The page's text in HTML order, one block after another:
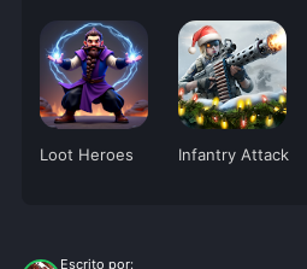
Loot Heroes Infantry Attack
Escrito por: